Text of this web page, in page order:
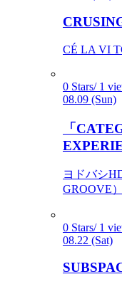
CÉ LA VI
0 Stars/ 1
08.09 (Sun)
「
ヨドバシ
GROOVE
0 Stars/ 1
08.22 (Sat)